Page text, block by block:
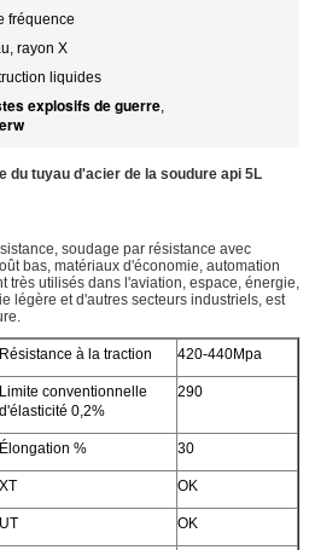
fréquence
rayon X
liquides
explosifs de guerre,
du tuyau d'acier de la soudure api 5L
soudage par résistance avec
bas, matériaux d'économie, automation
très utilisés dans l'aviation, espace, énergie,
légère et d'autres secteurs industriels, est
Résistance à la traction 420-440Mpa
Limite conventionnelle
d'élasticité 0,2%
290
Élongation % 30
XT OK
UT OK